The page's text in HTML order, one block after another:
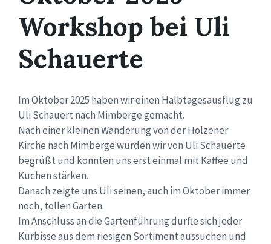
Workshop bei Uli
Schauerte
Im Oktober 2025 haben wir einen Halbtagesausflug zu
Uli Schauert nach Mimberge gemacht.
Nach einer kleinen Wanderung von der Holzener
Kirche nach Mimberge wurden wir von Uli Schauerte
begrüßt und konnten uns erst einmal mit Kaffee und
Kuchen stärken.
Danach zeigte uns Uli seinen, auch im Oktober immer
noch, tollen Garten.
Im Anschluss an die Gartenführung durfte sich jeder
Kürbisse aus dem riesigen Sortiment aussuchen und